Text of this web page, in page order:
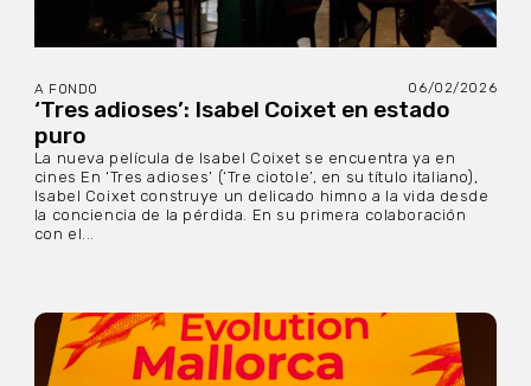
A FONDO 06/02/2026
‘Tres adioses’: Isabel Coixet en estado
puro
La nueva película de Isabel Coixet se encuentra ya en
cines En ‘Tres adioses’ (‘Tre ciotole’, en su título italiano),
Isabel Coixet construye un delicado himno a la vida desde
la conciencia de la pérdida. En su primera colaboración
con el...